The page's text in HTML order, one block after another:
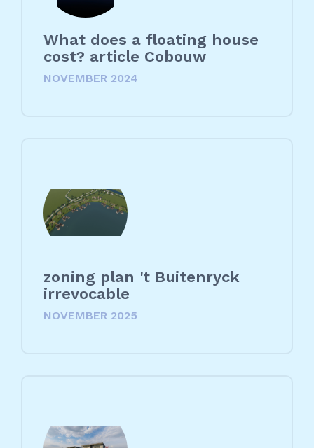
What does a floating house
cost? article Cobouw
NOVEMBER 2024
zoning plan 't Buitenryck
irrevocable
NOVEMBER 2025